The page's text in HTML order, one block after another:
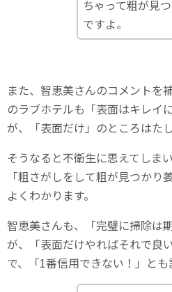
ちゃって粗が見
ですよ。
また、智恵美さんのコメントを
のラブホテルも「表面はキレイ
が、「表面だけ」のところはた
そうなると不衛生に思えてしま
「粗さがしをして粗が見つかり
よくわかります。
智恵美さんも、「完璧に掃除は
が、「表面だけやればそれで良
で、「1番信用できない！」とも